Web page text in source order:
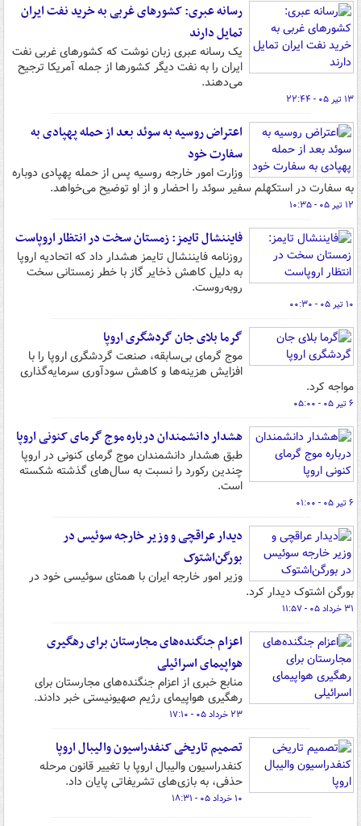
رسانه عبری: کشورهای غربی به خرید نفت ایران
تمایل دارند
یک رسانه عبری زبان نوشت که کشورهای غربی نفت
ایران را به نفت دیگر کشورها از جمله آمریکا ترجیح
می‌دهند.
۱۳ تیر ۰۵ - ۲۲:۴۴
اعتراض روسیه به سوئد بعد از حمله پهپادی به
سفارت خود
وزارت امور خارجه روسیه پس از حمله پهپادی دوباره
به سفارت در استکهلم سفیر سوئد را احضار و از او توضیح می‌خواهد.
۱۲ تیر ۰۵ - ۱۰:۳۵
فایننشال تایمز: زمستان سخت در انتظار اروپاست
روزنامه فایننشال تایمز هشدار داد که اتحادیه اروپا
به دلیل کاهش ذخایر گاز با خطر زمستانی سخت
روبه‌روست.
۱۰ تیر ۰۵ - ۰۰:۳۰
گرما بلای جان گردشگری اروپا
موج گرمای بی‌سابقه، صنعت گردشگری اروپا را با
افزایش هزینه‌ها و کاهش سودآوری سرمایه‌گذاری
مواجه کرد.
۶ تیر ۰۵ - ۰۵:۰۰
هشدار دانشمندان درباره موج گرمای کنونی اروپا
طبق هشدار دانشمندان موج گرمای کنونی در اروپا
چندین رکورد را نسبت به سال‌های گذشته شکسته
است.
۶ تیر ۰۵ - ۰۱:۰۰
دیدار عراقچی و وزیر خارجه سوئیس در
بورگن‌اشتوک
وزیر امور خارجه ایران با همتای سوئیسی خود در
بورگن اشتوک دیدار کرد.
۳۱ خرداد ۰۵ - ۱۱:۵۷
اعزام جنگنده‌های مجارستان برای رهگیری
هواپیمای اسرائیلی
منابع خبری از اعزام جنگنده‌های مجارستان برای
رهگیری هواپیمای رژیم صهیونیستی خبر دادند.
۲۳ خرداد ۰۵ - ۱۷:۱۰
تصمیم تاریخی کنفدراسیون والیبال اروپا
کنفدراسیون والیبال اروپا با تغییر قانون مرحله
حذفی، به بازی‌های تشریفاتی پایان داد.
۱۰ خرداد ۰۵ - ۱۸:۳۱